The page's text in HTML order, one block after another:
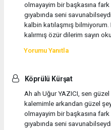
olmayayim bir başkasına
gıyabında seni
kalbin katılaşmış
kalırmış özür dilerim sayın
Yorumu Yanıtla
Köprülü Kürşat
Ah ah Uğur YAZICI, sen
kalemimle arkandan güzel
olmayayim bir başkasına
gıyabında seni